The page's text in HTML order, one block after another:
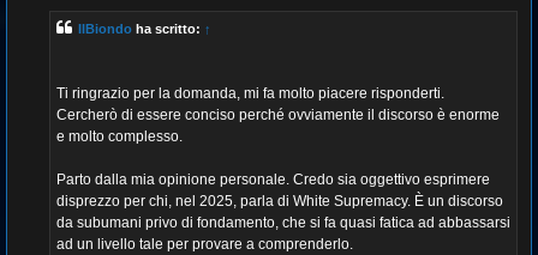
IlBiondo ha scritto: ↑
Ti ringrazio per la domanda, mi fa molto piacere risponderti.
Cercherò di essere conciso perché ovviamente il discorso è enorme
e molto complesso.
Parto dalla mia opinione personale. Credo sia oggettivo esprimere
disprezzo per chi, nel 2025, parla di White Supremacy. È un discorso
da subumani privo di fondamento, che si fa quasi fatica ad abbassarsi
ad un livello tale per provare a comprenderlo.